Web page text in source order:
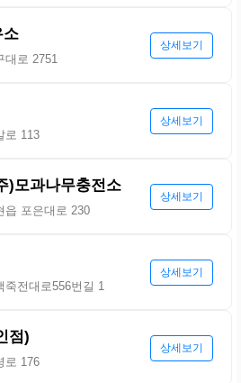
소
대로 2751
상세보기
로 113
상세보기
)모과나무충전소
읍 포은대로 230
상세보기
죽전대로556번길 1
상세보기
점)
로 176
상세보기